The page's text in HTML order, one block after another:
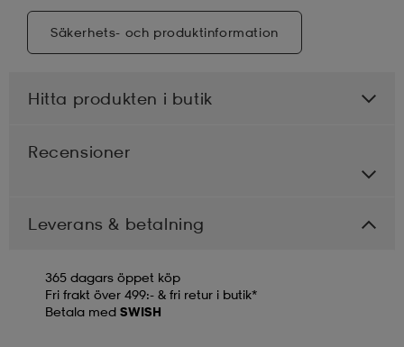
Säkerhets- och produktinformation
Hitta produkten i butik
Recensioner
Leverans & betalning
365 dagars öppet köp
Fri frakt över 499:- & fri retur i butik*
Betala med SWISH